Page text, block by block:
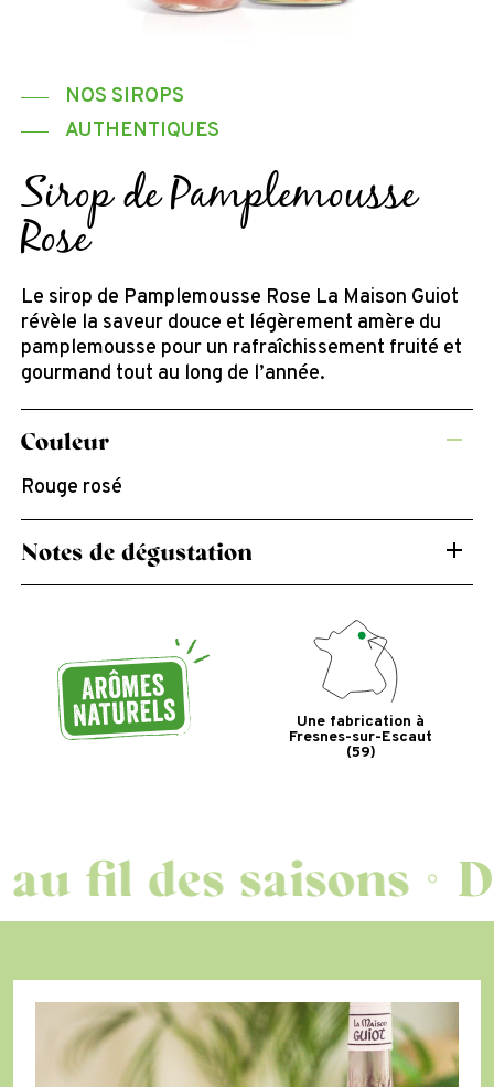
NOS SIROPS
AUTHENTIQUES
Sirop de Pamplemousse
Rose
Le sirop de Pamplemousse Rose La Maison Guiot
révèle la saveur douce et légèrement amère du
pamplemousse pour un rafraîchissement fruité et
gourmand tout au long de l’année.
Couleur
Rouge rosé
Notes de dégustation
Une fabrication à
Fresnes-sur-Escaut
(59)
des saisons◦Des
Mochis
Glacés
Mangue